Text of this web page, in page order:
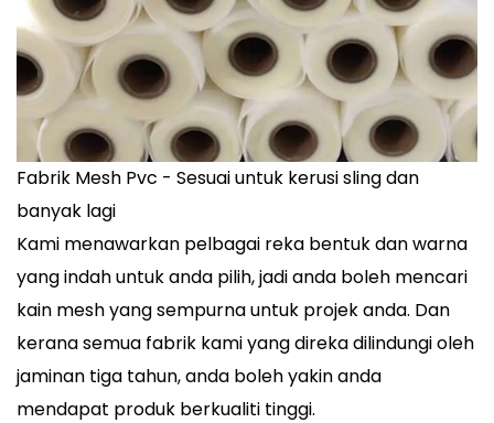
Fabrik Mesh Pvc - Sesuai untuk kerusi sling dan
banyak lagi
Kami menawarkan pelbagai reka bentuk dan warna
yang indah untuk anda pilih, jadi anda boleh mencari
kain mesh yang sempurna untuk projek anda. Dan
kerana semua fabrik kami yang direka dilindungi oleh
jaminan tiga tahun, anda boleh yakin anda
mendapat produk berkualiti tinggi.